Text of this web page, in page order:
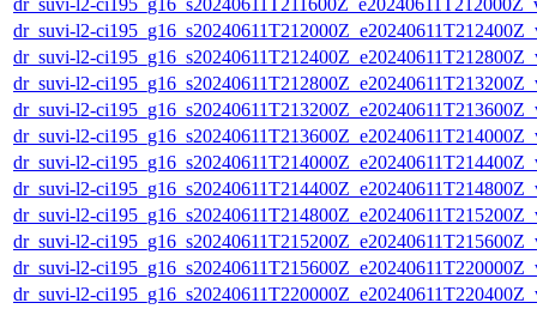
dr_suvi-l2-
dr_suvi-l2-
dr_suvi-l2-
dr_suvi-l2-
dr_suvi-l2-
dr_suvi-l2-
dr_suvi-l2-
dr_suvi-l2-
dr_suvi-l2-
dr_suvi-l2-
dr_suvi-l2-
dr_suvi-l2-